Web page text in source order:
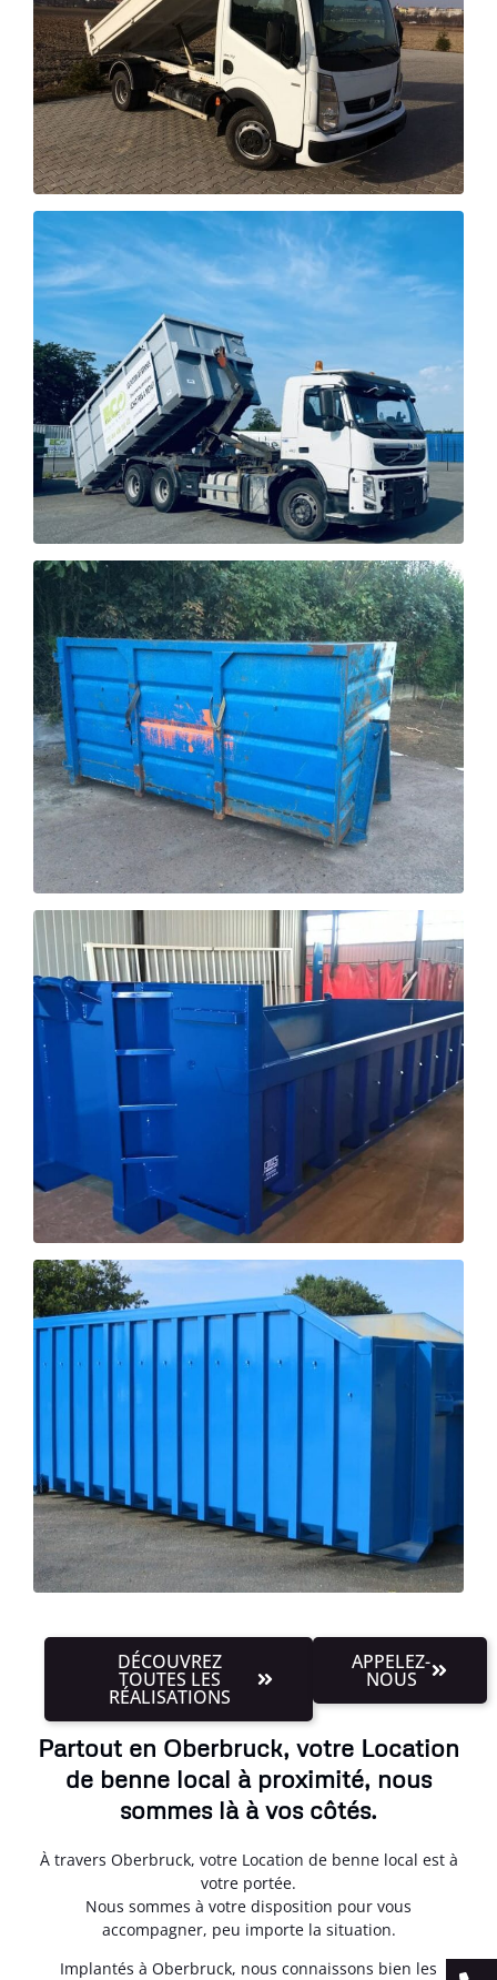
DÉCOUVREZ
TOUTES LES
RÉALISATIONS
APPELEZ-
NOUS
Partout en Oberbruck, votre Location
de benne local à proximité, nous
sommes là à vos côtés.
À travers Oberbruck, votre Location de benne local est à
votre portée.
Nous sommes à votre disposition pour vous
accompagner, peu importe la situation.
Implantés à Oberbruck, nous connaissons bien les